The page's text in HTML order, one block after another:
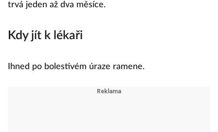
trvá jeden až dva měsíce.
Kdy jít k lékaři
Ihned po bolestivém úraze ramene.